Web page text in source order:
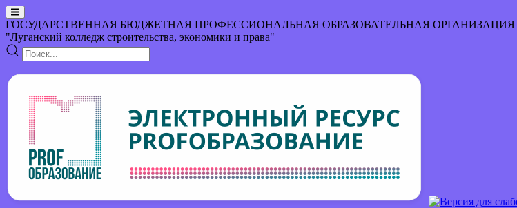
ГОСУДАРСТВЕННАЯ БЮДЖЕТНАЯ ПРОФЕССИОНАЛЬНАЯ ОБРАЗОВАТЕЛЬНАЯ ОРГАНИЗАЦИЯ
"Луганский колледж строительства, экономики и права"